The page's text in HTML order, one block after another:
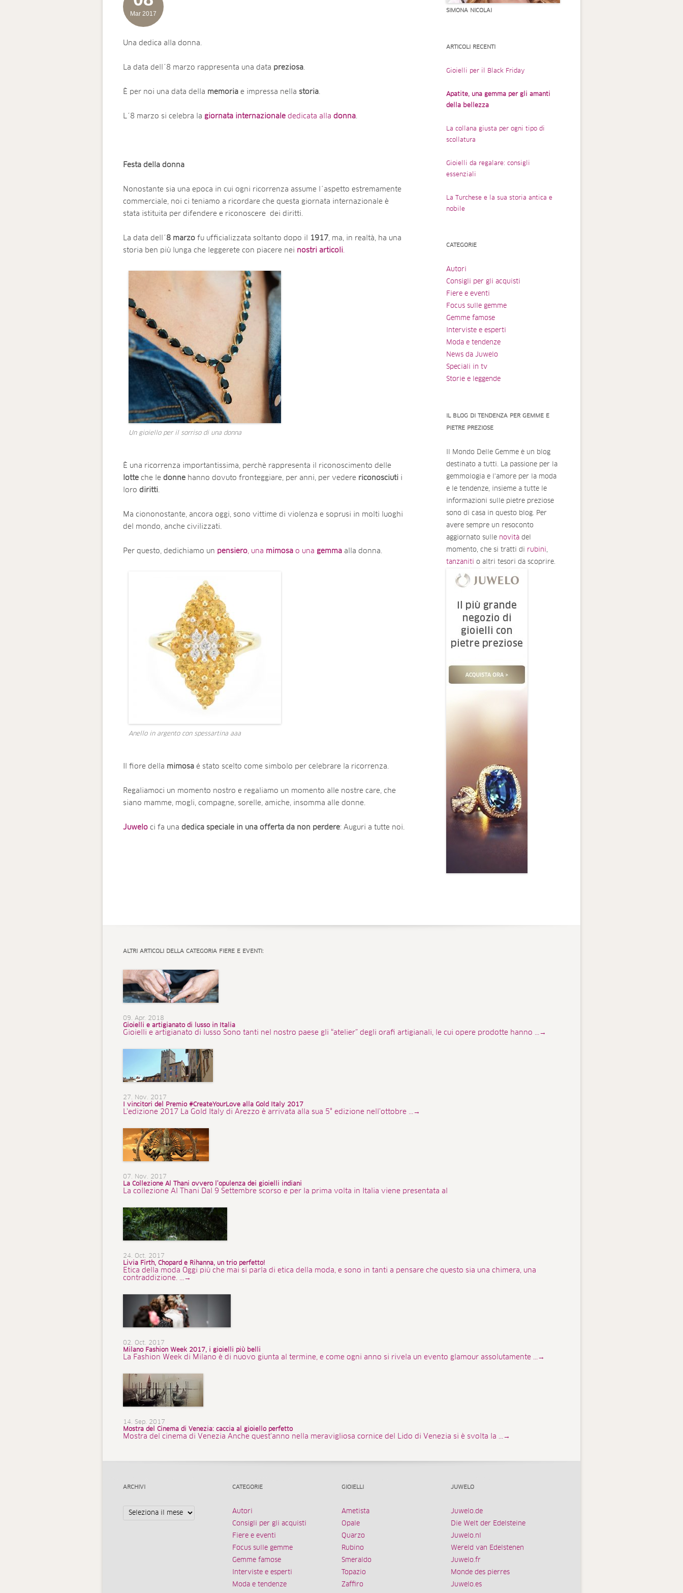
Mar 2017
Una dedica alla donna.
La data dell´8 marzo rappresenta una data preziosa.
È per noi una data della memoria e impressa nella storia.
L´8 marzo si celebra la giornata internazionale dedicata alla donna.
Festa della donna
Nonostante sia una epoca in cui ogni ricorrenza assume l´aspetto estremamente
commerciale, noi ci teniamo a ricordare che questa giornata internazionale è
stata istituita per difendere e riconoscere dei diritti.
La data dell´ 8 marzo fu ufficializzata soltanto dopo il 1917, ma, in realtà, ha una
storia ben più lunga che leggerete con piacere nei nostri articoli.
Un gioiello per il sorriso di una donna
È una ricorrenza importantissima, perchè rappresenta il riconoscimento delle
lotte che le donne hanno dovuto fronteggiare, per anni, per vedere riconosciuti i
loro diritti.
Ma ciononostante, ancora oggi, sono vittime di violenza e soprusi in molti luoghi
del mondo, anche civilizzati.
Per questo, dedichiamo un pensiero, una mimosa o una gemma alla donna.
Anello in argento con spessartina aaa
Il fiore della mimosa é stato scelto come simbolo per celebrare la ricorrenza.
Regaliamoci un momento nostro e regaliamo un momento alle nostre care, che
siano mamme, mogli, compagne, sorelle, amiche, insomma alle donne.
Juwelo ci fa una dedica speciale in una offerta da non perdere: Auguri a tutte noi.
SIMONA NICOLAI
ARTICOLI RECENTI
Gioielli per il Black Friday
Apatite, una gemma per gli amanti
della bellezza
La collana giusta per ogni tipo di
scollatura
Gioielli da regalare: consigli
essenziali
La Turchese e la sua storia antica e
nobile
CATEGORIE
Autori
Consigli per gli acquisti
Fiere e eventi
Focus sulle gemme
Gemme famose
Interviste e esperti
Moda e tendenze
News da Juwelo
Speciali in tv
Storie e leggende
IL BLOG DI TENDENZA PER GEMME E
PIETRE PREZIOSE
Il Mondo Delle Gemme è un blog
destinato a tutti. La passione per la
gemmologia e l'amore per la moda
e le tendenze, insieme a tutte le
informazioni sulle pietre preziose
sono di casa in questo blog. Per
avere sempre un resoconto
aggiornato sulle novità del
momento, che si tratti di rubini,
tanzaniti o altri tesori da scoprire.
ALTRI ARTICOLI DELLA CATEGORIA FIERE E EVENTI:
09. Apr. 2018
Gioielli e artigianato di lusso in Italia
Gioielli e artigianato di lusso Sono tanti nel nostro paese gli “atelier” degli orafi artigianali, le cui opere prodotte hanno ...→
27. Nov. 2017
I vincitori del Premio #CreateYourLove alla Gold Italy 2017
L'edizione 2017 La Gold Italy di Arezzo è arrivata alla sua 5° edizione nell’ottobre ...→
07. Nov. 2017
La Collezione Al Thani ovvero l’opulenza dei gioielli indiani
La collezione Al Thani Dal 9 Settembre scorso e per la prima volta in Italia viene presentata al
24. Oct. 2017
Livia Firth, Chopard e Rihanna, un trio perfetto!
Etica della moda Oggi più che mai si parla di etica della moda, e sono in tanti a pensare che questo sia una chimera, una
contraddizione. ...→
02. Oct. 2017
Milano Fashion Week 2017, i gioielli più belli
La Fashion Week di Milano è di nuovo giunta al termine, e come ogni anno si rivela un evento glamour assolutamente ...→
14. Sep. 2017
Mostra del Cinema di Venezia: caccia al gioiello perfetto
Mostra del cinema di Venezia Anche quest’anno nella meravigliosa cornice del Lido di Venezia si è svolta la ...→
ARCHIVI
Archivi
CATEGORIE
Autori
Consigli per gli acquisti
Fiere e eventi
Focus sulle gemme
Gemme famose
Interviste e esperti
Moda e tendenze
GIOIELLI
Ametista
Opale
Quarzo
Rubino
Smeraldo
Topazio
Zaffiro
JUWELO
Juwelo.de
Die Welt der Edelsteine
Juwelo.nl
Wereld van Edelstenen
Juwelo.fr
Monde des pierres
Juwelo.es